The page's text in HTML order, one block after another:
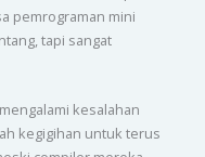
pemrograman mini
tapi sangat
kesalahan
kegigihan untuk terus